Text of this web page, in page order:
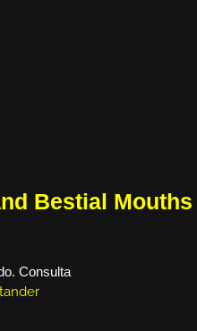
Bestial Mouths
Consulta